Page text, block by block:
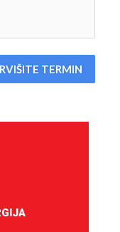
TERMIN